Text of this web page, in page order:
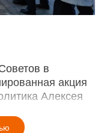
в
акция
Алексея